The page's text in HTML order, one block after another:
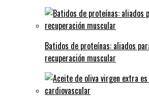
Batidos de proteínas: aliados
recuperación muscular